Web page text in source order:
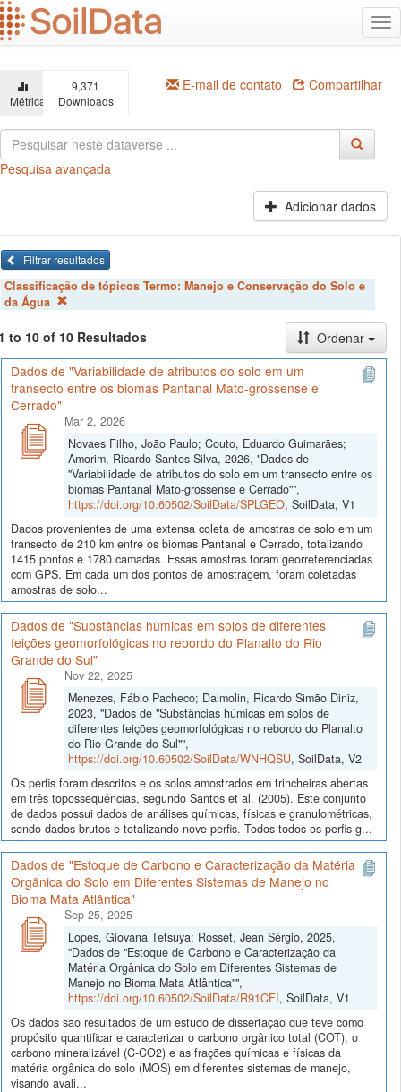
Ir
para
o
principal
Métricas
9,371
Downloads
E-mail de contato Compartilhar
Pesquisa avançada
Adicionar dados
Filtrar resultados
Classificação de tópicos Termo: Manejo e Conservação do Solo e
da Água
to 10 of 10 Resultados
Ordenar
Dados de "Variabilidade de atributos do solo em um
transecto entre os biomas Pantanal Mato-grossense e
Cerrado"
Mar 2, 2026
Novaes Filho, João Paulo; Couto, Eduardo Guimarães;
Amorim, Ricardo Santos Silva, 2026, "Dados de
"Variabilidade de atributos do solo em um transecto entre os
biomas Pantanal Mato-grossense e Cerrado"",
https://doi.org/10.60502/SoilData/SPLGEO, SoilData, V1
Dados provenientes de uma extensa coleta de amostras de solo em um
transecto de 210 km entre os biomas Pantanal e Cerrado, totalizando
1415 pontos e 1780 camadas. Essas amostras foram georreferenciadas
com GPS. Em cada um dos pontos de amostragem, foram coletadas
amostras de solo...
Dados de "Substâncias húmicas em solos de diferentes
feições geomorfológicas no rebordo do Planalto do Rio
Grande do Sul"
Nov 22, 2025
Menezes, Fábio Pacheco; Dalmolin, Ricardo Simão Diniz,
2023, "Dados de "Substâncias húmicas em solos de
diferentes feições geomorfológicas no rebordo do Planalto
do Rio Grande do Sul"",
https://doi.org/10.60502/SoilData/WNHQSU, SoilData, V2
Os perfis foram descritos e os solos amostrados em trincheiras abertas
em três topossequências, segundo Santos et al. (2005). Este conjunto
de dados possui dados de análises químicas, físicas e granulométricas,
sendo dados brutos e totalizando nove perfis. Todos todos os perfis g...
Dados de "Estoque de Carbono e Caracterização da Matéria
Orgânica do Solo em Diferentes Sistemas de Manejo no
Bioma Mata Atlântica"
Sep 25, 2025
Lopes, Giovana Tetsuya; Rosset, Jean Sérgio, 2025,
"Dados de "Estoque de Carbono e Caracterização da
Matéria Orgânica do Solo em Diferentes Sistemas de
Manejo no Bioma Mata Atlântica"",
https://doi.org/10.60502/SoilData/R91CFI, SoilData, V1
Os dados são resultados de um estudo de dissertação que teve como
propósito quantificar e caracterizar o carbono orgânico total (COT), o
carbono mineralizável (C-CO2) e as frações químicas e físicas da
matéria orgânica do solo (MOS) em diferentes sistemas de manejo,
visando avali...